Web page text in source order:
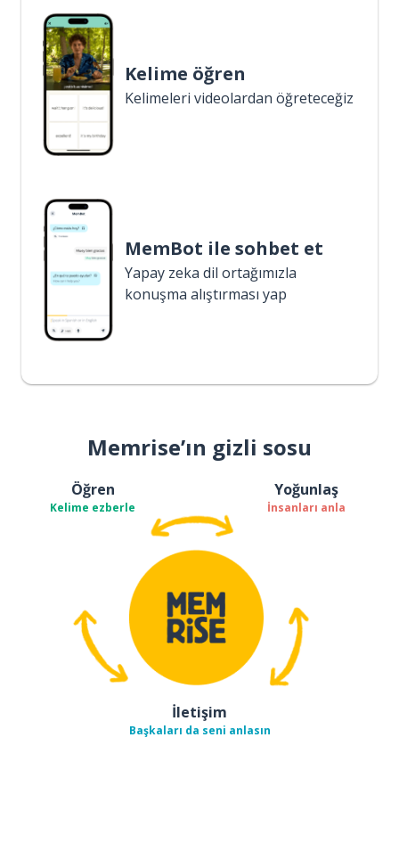
Kelime öğren
Kelimeleri videolardan öğreteceğiz
MemBot ile sohbet et
Yapay zeka dil ortağımızla
konuşma alıştırması yap
Memrise’ın gizli sosu
Öğren
Kelime ezberle
Yoğunlaş
İnsanları anla
İletişim
Başkaları da seni anlasın